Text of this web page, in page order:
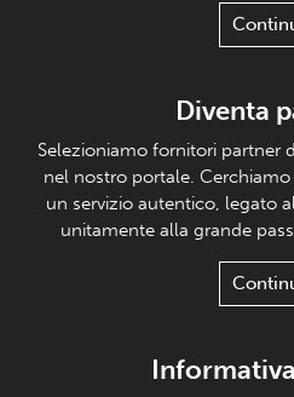
Diventa
Selezioniamo fornitori partner
nel nostro portale.
un servizio autentico, legato
unitamente alla grande